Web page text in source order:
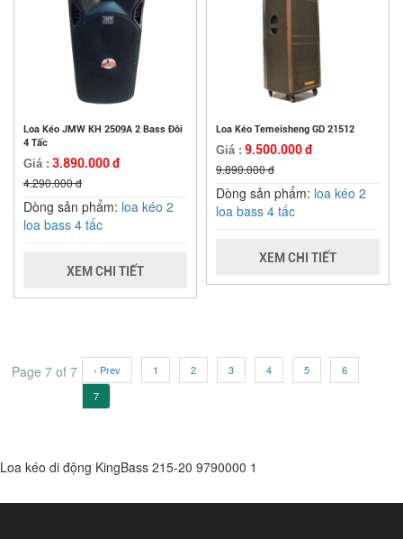
Loa Kéo JMW KH 2509A 2 Bass Đôi
4 Tấc
Giá : 3.890.000 đ
4.290.000 đ
Dòng sản phẩm: loa kéo 2
loa bass 4 tấc
XEM CHI TIẾT
Loa Kéo Temeisheng GD 21512
Giá : 9.500.000 đ
9.890.000 đ
Dòng sản phẩm: loa kéo 2
loa bass 4 tấc
XEM CHI TIẾT
Page 7 of 7 ‹ Prev 1 2 3 4 5
6
7
Loa kéo di động KingBass 215-20 9790000 1